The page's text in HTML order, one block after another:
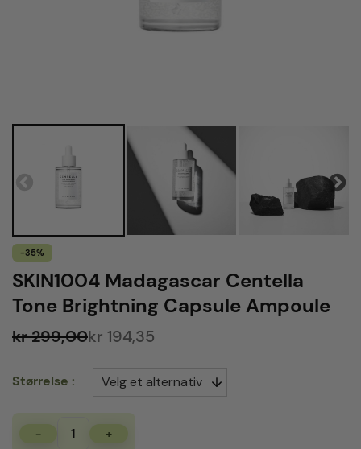
-35%
SKIN1004 Madagascar Centella
Tone Brightning Capsule Ampoule
kr 299,00kr 194,35
Størrelse
-
SKIN1004
+